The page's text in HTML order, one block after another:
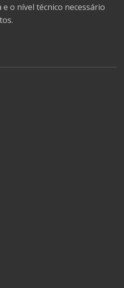
o nível técnico necessário